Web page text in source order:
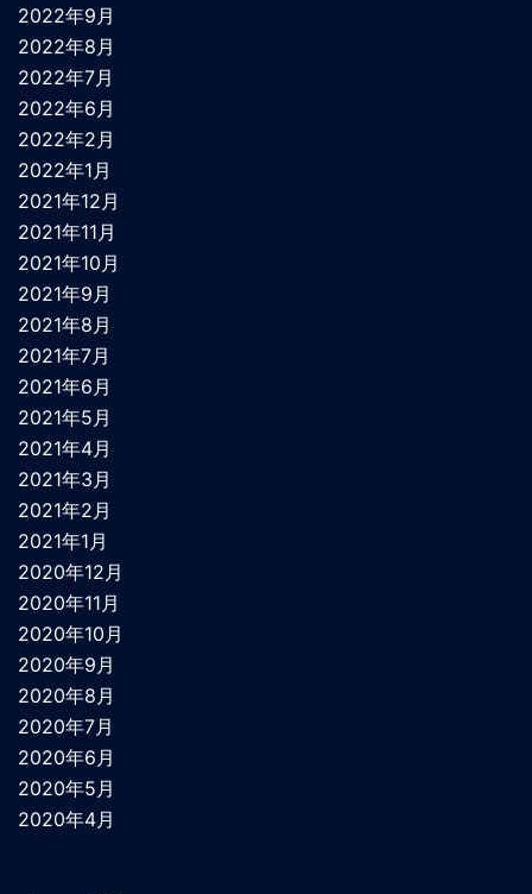
2022年9月
2022年8月
2022年7月
2022年6月
2022年2月
2022年1月
2021年12月
2021年11月
2021年10月
2021年9月
2021年8月
2021年7月
2021年6月
2021年5月
2021年4月
2021年3月
2021年2月
2021年1月
2020年12月
2020年11月
2020年10月
2020年9月
2020年8月
2020年7月
2020年6月
2020年5月
2020年4月